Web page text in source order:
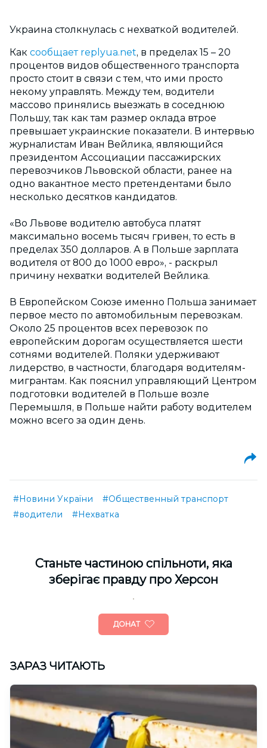
Украина столкнулась с нехваткой водителей.
Как сообщает replyua.net, в пределах 15 – 20
процентов видов общественного транспорта
просто стоит в связи с тем, что ими просто
некому управлять. Между тем, водители
массово принялись выезжать в соседнюю
Польшу, так как там размер оклада втрое
превышает украинские показатели. В интервью
журналистам Иван Вейлика, являющийся
президентом Ассоциации пассажирских
перевозчиков Львовской области, ранее на
одно вакантное место претендентами было
несколько десятков кандидатов.
«Во Львове водителю автобуса платят
максимально восемь тысяч гривен, то есть в
пределах 350 долларов. А в Польше зарплата
водителя от 800 до 1000 евро», - раскрыл
причину нехватки водителей Вейлика.
В Европейском Союзе именно Польша занимает
первое место по автомобильным перевозкам.
Около 25 процентов всех перевозок по
европейским дорогам осуществляется шести
сотнями водителей. Поляки удерживают
лидерство, в частности, благодаря водителям-
мигрантам. Как пояснил управляющий Центром
подготовки водителей в Польше возле
Перемышля, в Польше найти работу водителем
можно всего за один день.
#Новини України
#Общественный транспорт
#водители
#Нехватка
Cтаньте частиною спільноти, яка
зберігає правду про Херсон
ДОНАТ
ЗАРАЗ ЧИТАЮТЬ